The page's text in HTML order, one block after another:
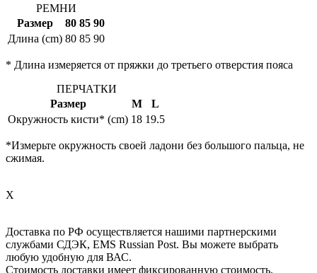
РЕМНИ
Размер
80 85 90
Длина (cm) 80 85 90
* Длина измеряется от пряжки до третьего отверстия пояса
ПЕРЧАТКИ
Размер
M
L
Окружность кисти* (cm) 18 19.5
*Измерьте окружность своей ладони без большого пальца, не
сжимая.
X
Доставка по РФ осуществляется нашими партнерскими
службами СДЭК, EMS Russian Post. Вы можете выбрать
любую удобную для ВАС.
Стоимость доставки имеет фиксированную стоимость.